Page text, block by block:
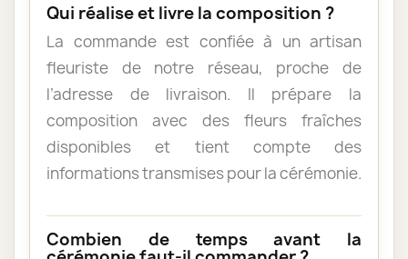
Qui réalise et livre la composition ?
La commande est confiée à un artisan
fleuriste de notre réseau, proche de
l’adresse de livraison. Il prépare la
composition avec des fleurs fraîches
disponibles et tient compte des
informations transmises pour la cérémonie.
Combien de temps avant la